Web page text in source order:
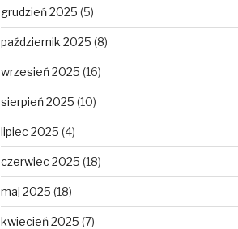
grudzień 2025 (5)
październik 2025 (8)
wrzesień 2025 (16)
sierpień 2025 (10)
lipiec 2025 (4)
czerwiec 2025 (18)
maj 2025 (18)
kwiecień 2025 (7)